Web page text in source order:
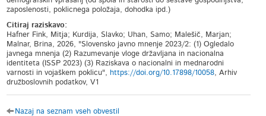
zaposlenosti, poklicnega položaja, dohodka ipd.)
Citiraj raziskavo:
Hafner Fink, Mitja; Kurdija, Slavko; Uhan, Samo; Malešič, Marjan;
Malnar, Brina, 2026, "Slovensko javno mnenje 2023/2: (1) Ogledalo
javnega mnenja (2) Razumevanje vloge državljana in nacionalna
identiteta (ISSP 2023) (3) Raziskava o nacionalni in mednarodni
varnosti in vojaškem poklicu", https://doi.org/10.17898/10058, Arhiv
družboslovnih podatkov, V1
Nazaj na seznam vseh obvestil